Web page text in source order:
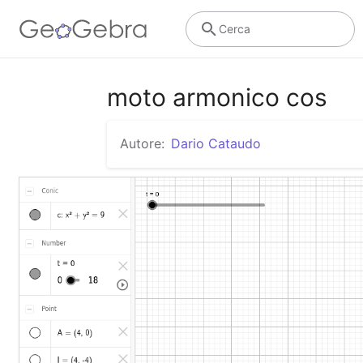
Cerca
moto armonico cos
Autore: Dario Cataudo